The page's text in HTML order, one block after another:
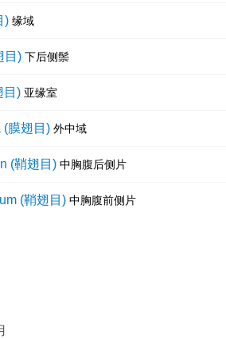
) 缘域
目) 下后侧鬃
目) 亚缘室
(膜翅目) 外中域
(鞘翅目) 中胸腹后侧片
(鞘翅目) 中胸腹前侧片